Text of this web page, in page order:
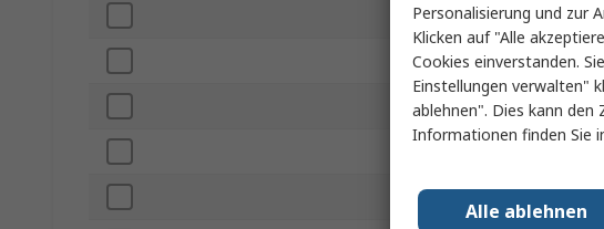
Produkt Typ
Heizquellen Typ
Spitzenserie
Personalisierung und zur
Klicken auf "Alle
Cookies einverstanden.
Einstellungen verwalten"
ablehnen". Dies kann
Informationen finden Sie
Alle ablehnen